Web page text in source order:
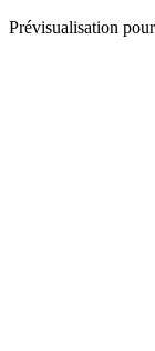
Prévisualisation